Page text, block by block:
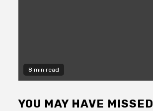
8 min read
YOU MAY HAVE MISSED